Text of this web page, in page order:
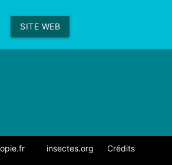
SITE WEB
LinkedIn
insectes.org Crédits